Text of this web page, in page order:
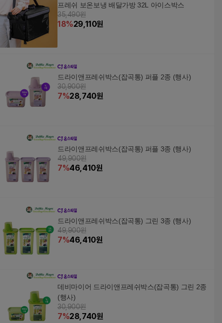
프레쉬 보온보냉 배달가방 32L 아이스박스
35,490원
18%29,110원
드라이앤프레쉬박스(잡곡통) 퍼플 2종 (행사)
30,900원
7%28,740원
드라이앤프레쉬박스(잡곡통) 퍼플 3종 (행사)
49,900원
7%46,410원
드라이앤프레쉬박스(잡곡통) 그린 3종 (행사)
49,900원
7%46,410원
데비마이어 드라이앤프레쉬박스(잡곡통) 그린 2종
(행사)
30,900원
7%28,740원